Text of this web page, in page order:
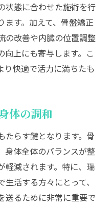
の持ち方
ことで得られるメリ
ルな声
術体験
す長期効果
魅力
健康増進
よる骨盤ケアのすす
できる骨盤ケア
状態に合わせた施術を行
ます。加えて、骨盤矯正
の改善や内臓の位置調整
向上にも寄与します。こ
り快適で活力に満ちたも
体の調和
たらす鍵となります。骨
身体全体のバランスが整
軽減されます。特に、瑞
活する方々にとって、
送るために非常に重要で